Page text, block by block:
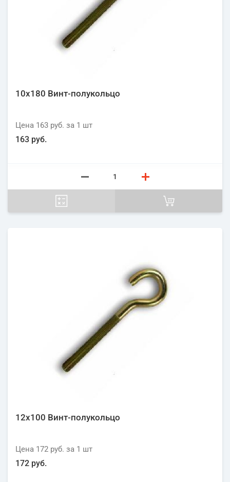
10х180 Винт-полукольцо
Цена 163 руб. за 1 шт
163 руб.
12х100 Винт-полукольцо
Цена 172 руб. за 1 шт
172 руб.